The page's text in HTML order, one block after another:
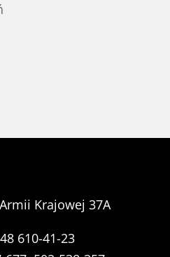
Krajowej 37A
610-41-23